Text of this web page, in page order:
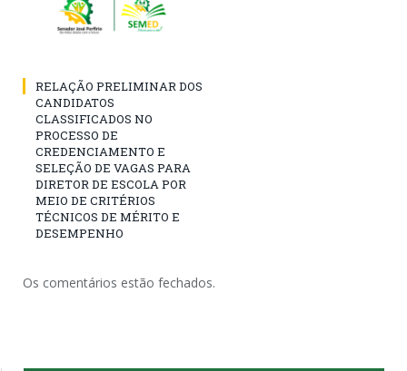
RELAÇÃO PRELIMINAR DOS
CANDIDATOS
CLASSIFICADOS NO
PROCESSO DE
CREDENCIAMENTO E
SELEÇÃO DE VAGAS PARA
DIRETOR DE ESCOLA POR
MEIO DE CRITÉRIOS
TÉCNICOS DE MÉRITO E
DESEMPENHO
Os comentários estão fechados.